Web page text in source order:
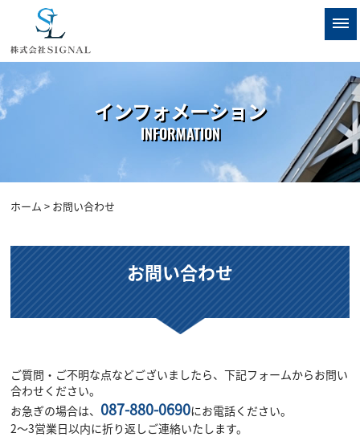
インフォメーション
INFORMATION
ホーム > お問い合わせ
お問い合わせ
ご質問・ご不明な点などございましたら、下記フォームからお問い
合わせください。
お急ぎの場合は、087-880-0690にお電話ください。
2～3営業日以内に折り返しご連絡いたします。